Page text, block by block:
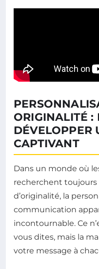
ORIGINALITÉ :
DÉVELOPPER
CAPTIVANT
Dans un monde où
recherchent toujours
d’originalité, la
communication
incontournable. Ce
vous dites, mais la
votre message à